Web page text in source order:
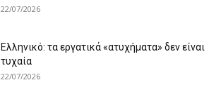
22/07/2026
Ελληνικό: τα εργατικά «ατυχήματα» δεν είναι
τυχαία
22/07/2026